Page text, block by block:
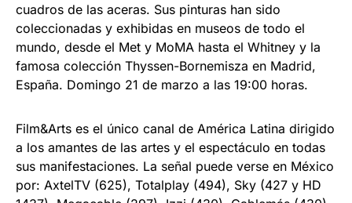
cuadros de las aceras. Sus pinturas han sido
coleccionadas y exhibidas en museos de todo el
mundo, desde el Met y MoMA hasta el Whitney y la
famosa colección Thyssen-Bornemisza en Madrid,
España. Domingo 21 de marzo a las 19:00 horas.
Film&Arts es el único canal de América Latina dirigido
a los amantes de las artes y el espectáculo en todas
sus manifestaciones. La señal puede verse en México
por: AxtelTV (625), Totalplay (494), Sky (427 y HD